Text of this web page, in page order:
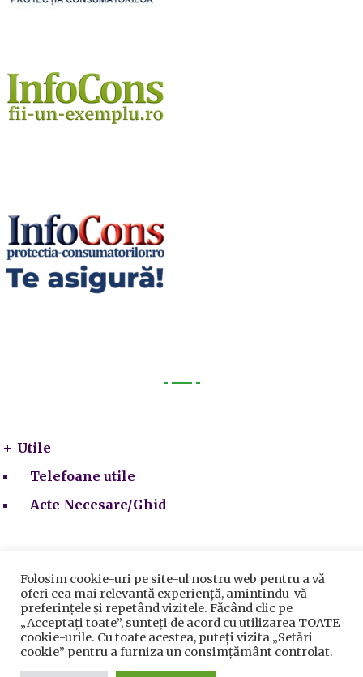
Utile
Telefoane utile
Acte Necesare/Ghid
Prelucrarea datelor cu caracter personal|
Politica de
utilizare cookie-uri
Primăria Sectorului 5 București
2021. Toate drepturile
Folosim cookie-uri pe site-ul nostru web pentru a vă
oferi cea mai relevantă experiență, amintindu-vă
preferințele și repetând vizitele. Făcând clic pe
„Acceptați toate”, sunteți de acord cu utilizarea TOATE
cookie-urile. Cu toate acestea, puteți vizita „Setări
cookie” pentru a furniza un consimțământ controlat.